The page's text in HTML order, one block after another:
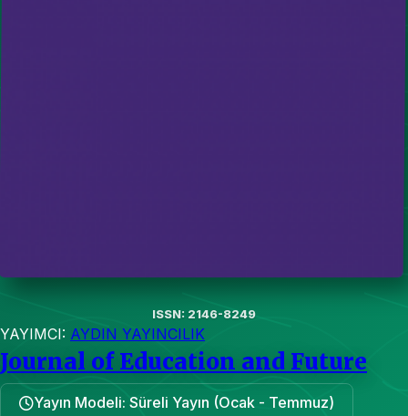
ISSN: 2146-8249
YAYIMCI: AYDIN YAYINCILIK
Journal of Education and Future
Yayın Modeli: Süreli Yayın (Ocak - Temmuz)